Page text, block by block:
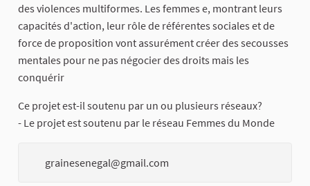
des violences multiformes. Les femmes e, montrant leurs
capacités d'action, leur rôle de référentes sociales et de
force de proposition vont assurément créer des secousses
mentales pour ne pas négocier des droits mais les
conquérir
Ce projet est-il soutenu par un ou plusieurs réseaux?
- Le projet est soutenu par le réseau Femmes du Monde
grainesenegal@gmail.com